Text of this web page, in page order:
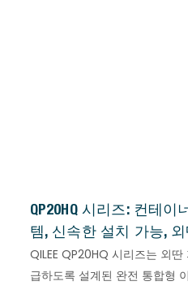
QP20HQ 시리즈: 컨테
템, 신속한 설치 가능,
을 위한 청정에너지 공
QILEE QP20HQ 시리즈는 외
급하도록 설계된 완전 통합형